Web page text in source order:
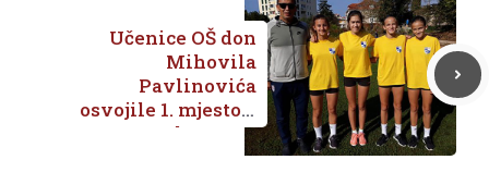
Učenice OŠ don
Mihovila
Pavlinovića
osvojile 1. mjesto u
krosu na
Županijskom